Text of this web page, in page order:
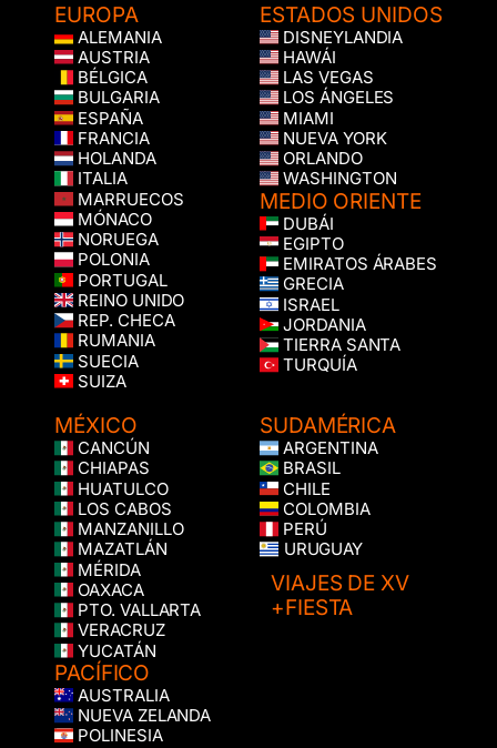
EUROPA
ALEMANIA
AUSTRIA
BÉLGICA
BULGARIA
ESPAÑA
FRANCIA
HOLANDA
ITALIA
MARRUECOS
MÓNACO
NORUEGA
POLONIA
PORTUGAL
REINO UNIDO
REP. CHECA
RUMANIA
SUECIA
SUIZA
ESTADOS UNIDOS
DISNEYLANDIA
HAWÁI
LAS VEGAS
LOS ÁNGELES
MIAMI
NUEVA YORK
ORLANDO
WASHINGTON
MEDIO ORIENTE
DUBÁI
EGIPTO
EMIRATOS ÁRABES
GRECIA
ISRAEL
JORDANIA
TIERRA SANTA
TURQUÍA
MÉXICO
CANCÚN
CHIAPAS
HUATULCO
LOS CABOS
MANZANILLO
MAZATLÁN
MÉRIDA
OAXACA
PTO. VALLARTA
VERACRUZ
YUCATÁN
PACÍFICO
AUSTRALIA
NUEVA ZELANDA
POLINESIA
SUDAMÉRICA
ARGENTINA
BRASIL
CHILE
COLOMBIA
PERÚ
URUGUAY
VIAJES DE XV
+FIESTA